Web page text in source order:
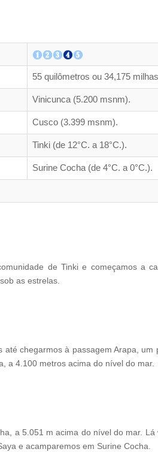
55 quilômetros ou 34,175
Vinicunca (5.200 msnm).
Cusco (3.399 msnm).
Tinki (de 12°C. a 18°C.).
Surine Cocha (de 4°C. a 0°C.).
de Tinki e começamos a
as estrelas.
chegarmos à passagem Arapa,
a 4.100 metros acima do nível do mar.
a 5.051 m acima do nível do mar.
e acamparemos em Surine Cocha.